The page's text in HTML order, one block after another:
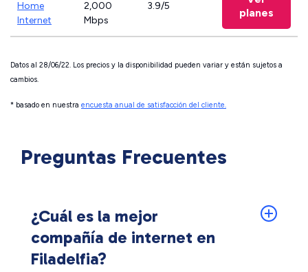
Home
Internet
2,000
Mbps
3.9/5
planes
Datos al 28/06/22. Los precios y la disponibilidad pueden variar y están sujetos a
cambios.
* basado en nuestra encuesta anual de satisfacción del cliente.
Preguntas Frecuentes
¿Cuál es la mejor
compañía de internet en
Filadelfia?